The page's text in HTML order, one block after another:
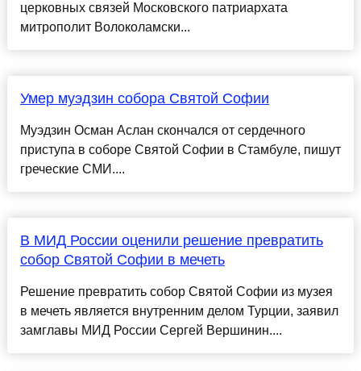
церковных связей Московского патриархата
митрополит Волоколамски...
Умер муэдзин собора Святой Софии
Муэдзин Осман Аслан скончался от сердечного
приступа в соборе Святой Софии в Стамбуле, пишут
греческие СМИ....
В МИД России оценили решение превратить
собор Святой Софии в мечеть
Решение превратить собор Святой Софии из музея
в мечеть является внутренним делом Турции, заявил
замглавы МИД России Сергей Вершинин....